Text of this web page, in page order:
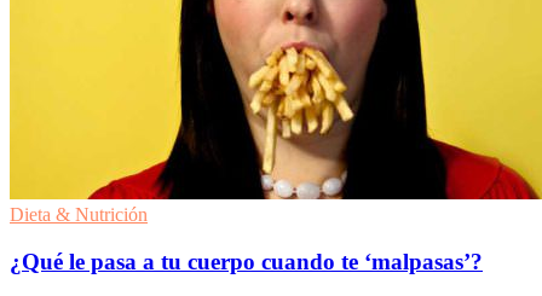
Dieta & Nutrición
¿Qué le pasa a tu cuerpo cuando te ‘malpasas’?